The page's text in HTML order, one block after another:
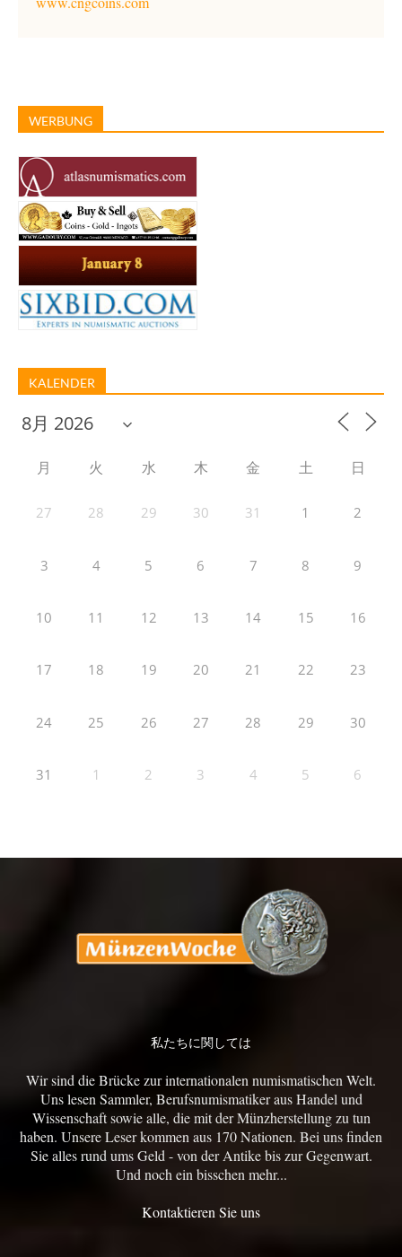
WERBUNG
KALENDER
月 火 水 木 金 土 日
27 28 29 30 31 1 2
3 4 5 6 7 8 9
10 11 12 13 14 15 16
17 18 19 20 21 22 23
24 25 26 27 28 29 30
31 1 2 3 4 5 6
私たちに関しては
Wir sind die Brücke zur internationalen numismatischen Welt.
Uns lesen Sammler, Berufsnumismatiker aus Handel und
Wissenschaft sowie alle, die mit der Münzherstellung zu tun
haben. Unsere Leser kommen aus 170 Nationen. Bei uns finden
Sie alles rund ums Geld - von der Antike bis zur Gegenwart.
Und noch ein bisschen mehr...
Kontaktieren Sie uns